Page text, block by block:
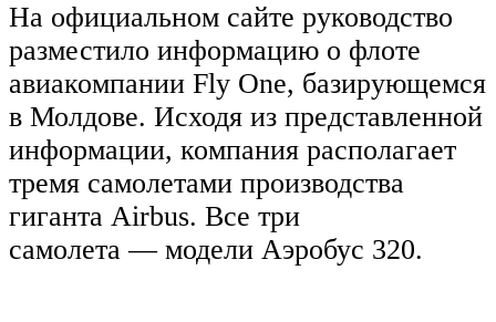
На официальном сайте руководство
разместило информацию о флоте
авиакомпании Fly One, базирующемся
в Молдове. Исходя из представленной
информации, компания располагает
тремя самолетами производства
гиганта Airbus. Все три
самолета — модели Аэробус 320.